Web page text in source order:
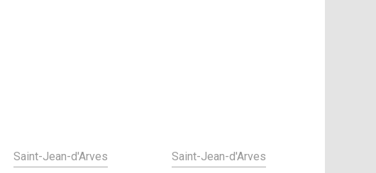
Saint-Jean-d'Arves Saint-Jean-d'Arves